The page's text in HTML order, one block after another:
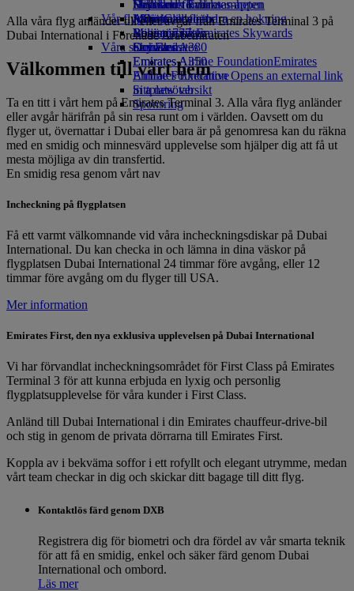
Drycker
Vår flygflotta
Boeing 777
Emirates A380
Emirates A350
Emirates Executive
Sittplatsöversikt
Leksaker för barn
Aktiviteter för barn
Hållbarhet i verksamheten
Miljöpolicy
Miljörapporter
Våra samhällen
Emirates Airline FoundationEmirates
Airline Foundation Opens an external link
in a new tab
Sponsring
Skywards Rail
Miles Calculator
Logga in på Emirates Skywards
Skywards+
Mobil och Emirates-appen
Avboka eller ändra en bokning
Resestörningar
Om Emirates
Alla våra flyg anländer till eller avgår från Emirates Terminal 3 på
Dubai International i Förenade Arabemiraten
Välkommen till vårt hem
Ta en titt i vårt hem på Emirates Terminal 3. Alla våra flyg anländer
eller avgår härifrån på sin resa runt om i världen. Oavsett om du
flyger ut, övernattar i Dubai eller bara är på genomresa kan du räkna
med en smidig och minnesvärd upplevelse som hjälper dig att få ut
mesta möjliga av din transfertid.
En smidig resa genom vårt nav
Incheckning på flygplatsen
Få ett varmt välkomnande vid våra incheckningsdiskar på Dubai
International. Du kan checka in och lämna in dina väskor på
flygplatsen Dubai International 24 timmar före avgång, eller 12
timmar före avgång om du flyger till USA.
Mer information
Emirates First, den nya exklusiva upplevelsen på Dubai International
Vi har förvandlat incheckningsområdet för First Class på Emirates
Terminal 3 för att kunna erbjuda en lyxig och personlig
flygplatsupplevelse för våra kunder i First Class.
Anländ till Dubai International i din Emirates chauffeur-drive-bil
och stig in genom de privata dörrarna till Emirates First.
Koppla av i bekväma soffor i ett rofyllt och elegant utrymme, medan
vårt team checkar in dig och skickar ditt bagage till ditt flyg.
Kontaktlös färd genom DXB
Registrera dig för biometri och dra fördel av vår smarta teknik
för att få en smidig, enkel och säker färd genom Dubai
International och ombord.
Läs mer